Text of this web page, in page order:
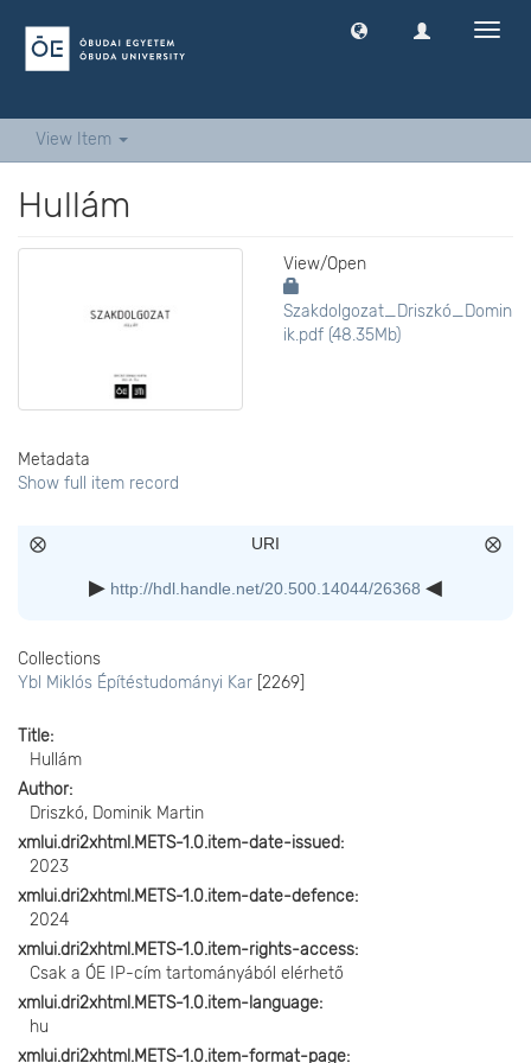
View Item
Hullám
View/Open
Szakdolgozat_Driszkó_Domin
ik.pdf (48.35Mb)
Metadata
Show full item record
URI
http://hdl.handle.net/20.500.14044/26368
Collections
Ybl Miklós Építéstudományi Kar [2269]
Title
Hullám
Author
Driszkó, Dominik Martin
xmlui.dri2xhtml.METS-1.0.item-date-issued
2023
xmlui.dri2xhtml.METS-1.0.item-date-defence
2024
xmlui.dri2xhtml.METS-1.0.item-rights-access
Csak a ÓE IP-cím tartományából elérhető
xmlui.dri2xhtml.METS-1.0.item-language
hu
xmlui.dri2xhtml.METS-1.0.item-format-page